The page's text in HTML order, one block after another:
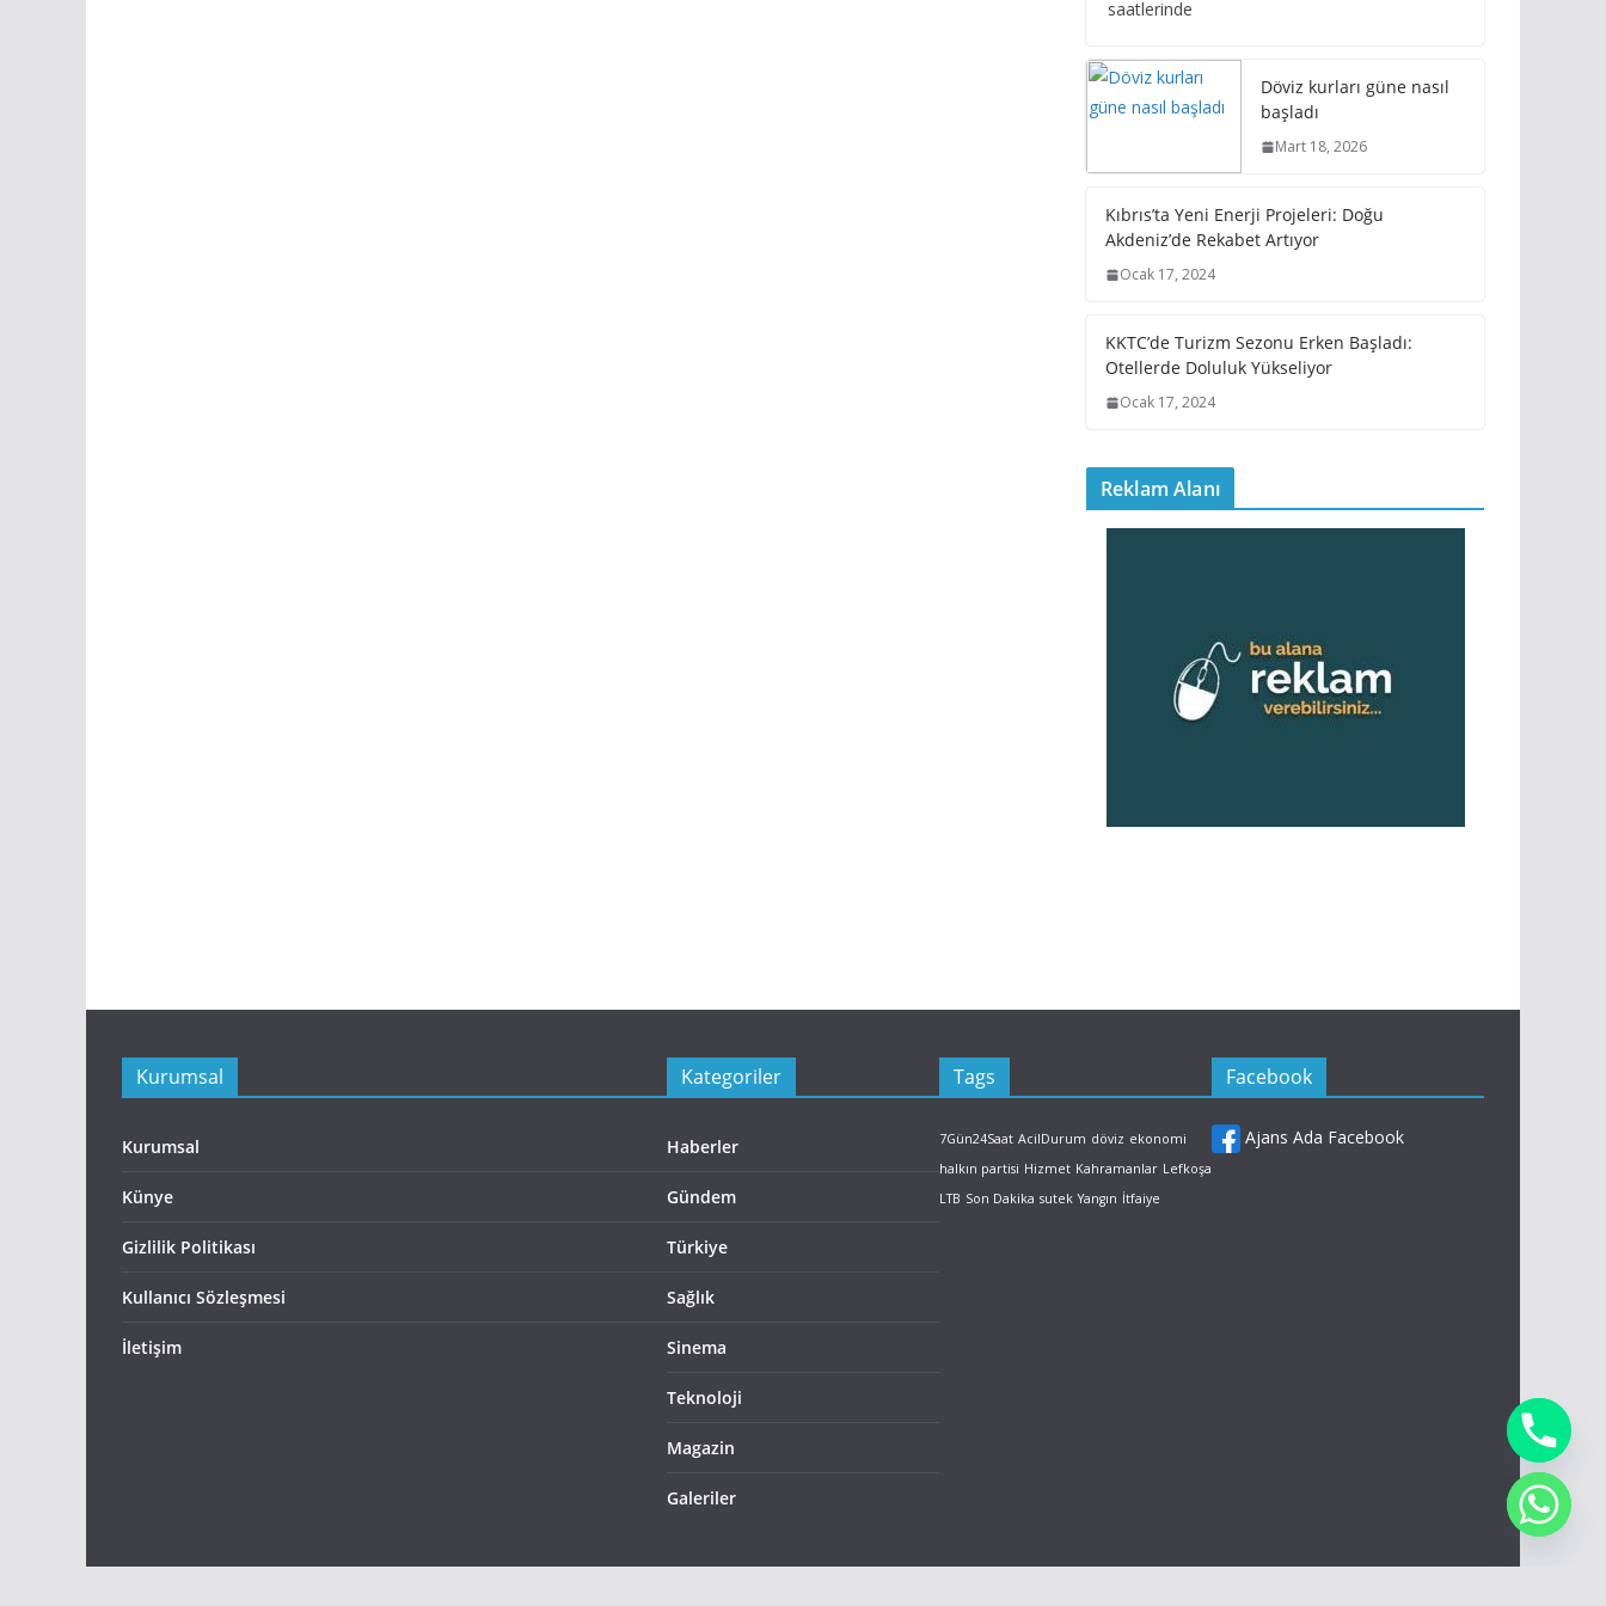
saatlerinde
Döviz kurları güne nasıl
başladı
Mart 18, 2026
Kıbrıs’ta Yeni Enerji Projeleri: Doğu
Akdeniz’de Rekabet Artıyor
Ocak 17, 2024
KKTC’de Turizm Sezonu Erken Başladı:
Otellerde Doluluk Yükseliyor
Ocak 17, 2024
Reklam Alanı
Kurumsal
Kurumsal
Künye
Gizlilik Politikası
Kullanıcı Sözleşmesi
İletişim
Kategoriler
Haberler
Gündem
Türkiye
Sağlık
Sinema
Teknoloji
Magazin
Galeriler
Tags
7Gün24Saat AcilDurum döviz ekonomi
halkın partisi Hizmet Kahramanlar Lefkoşa
LTB Son Dakika sutek Yangın İtfaiye
Facebook
Ajans Ada Facebook